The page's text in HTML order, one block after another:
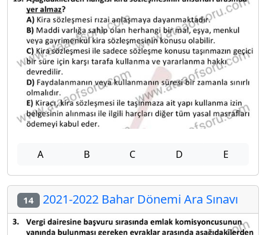
A B C D E
14 2021-2022 Bahar Dönemi Ara Sınavı